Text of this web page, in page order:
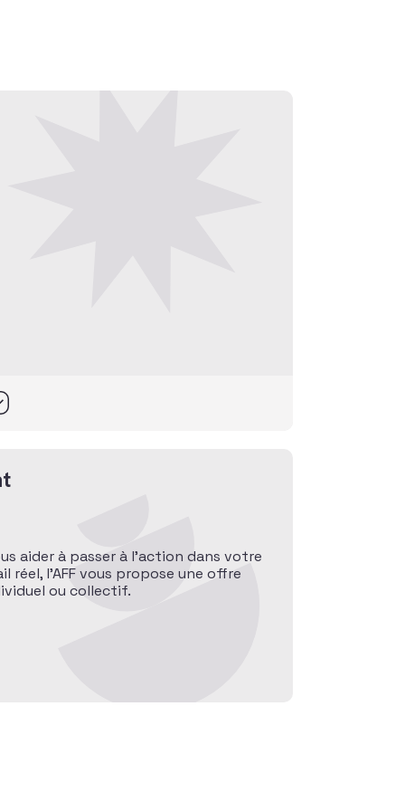
aider à passer à l’action dans votre
l’AFF vous propose une offre
ou collectif.